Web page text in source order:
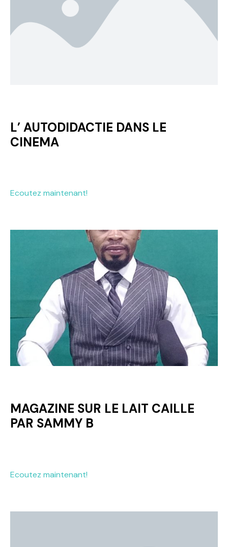
L’ AUTODIDACTIE DANS LE
CINEMA
Ecoutez maintenant!
MAGAZINE SUR LE LAIT CAILLE
PAR SAMMY B
Ecoutez maintenant!